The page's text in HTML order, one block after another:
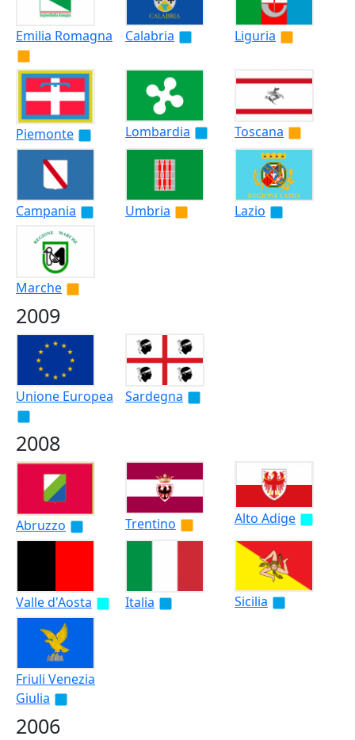
Emilia Romagna Calabria Liguria
Piemonte Lombardia Toscana
Campania Umbria Lazio
Marche
2009
Unione Europea Sardegna
2008
Abruzzo Trentino Alto Adige
Valle d'Aosta Italia Sicilia
Friuli Venezia
Giulia
2006